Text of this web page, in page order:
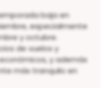
baja en
especialmente
y octubre.
de vuelos y
y además
más tranquilo en